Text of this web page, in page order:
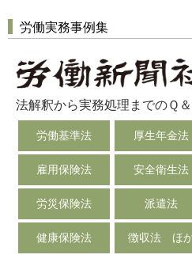
労働実務事例集
法解釈から実務処理までのＱ
労働基準法 厚生年金法
雇用保険法 安全衛生法
労災保険法 派遣法
健康保険法 徴収法 ほ